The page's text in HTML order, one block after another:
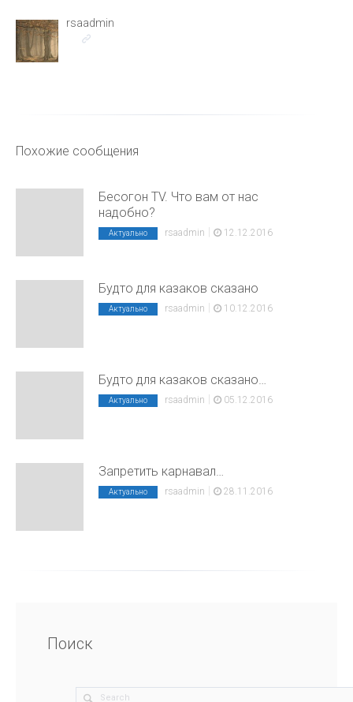
rsaadmin
Похожие сообщения
Бесогон TV. Что вам от нас
надобно?
Актуально rsaadmin | 12.12.2016
Будто для казаков сказано
Актуально rsaadmin | 10.12.2016
Будто для казаков сказано…
Актуально rsaadmin | 05.12.2016
Запретить карнавал…
Актуально rsaadmin | 28.11.2016
Поиск